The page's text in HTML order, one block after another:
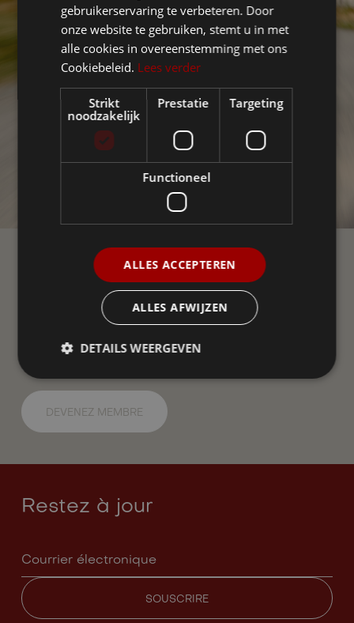
Communauté Ellio
Rejoignez la communauté Ellio sur les réseaux sociaux !
aux Pays-Bas. Nous nous entraidons avec des
questions et des réponses, partageons des nouvelles,
des conseils et des expériences.
DEVENEZ MEMBRE
Restez à jour
gebruikerservaring te verbeteren. Door
onze website te gebruiken, stemt u in met
alle cookies in overeenstemming met ons
Cookiebeleid. Lees verder
Strikt
noodzakelijk
Prestatie Targeting
Functioneel
ALLES ACCEPTEREN
ALLES AFWIJZEN
DETAILS WEERGEVEN